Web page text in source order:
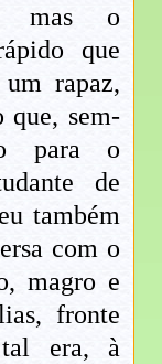
mas o
que
rapaz,
sem-
para o
de
também
com o
magro e
fronte
era, à